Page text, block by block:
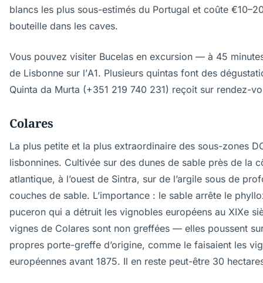
blancs les plus sous-estimés du Portugal et coûte
bouteille dans les caves.
Vous pouvez visiter Bucelas en excursion — à 45
de Lisbonne sur l’A1. Plusieurs quintas font des
Quinta da Murta (+351 219 740 231) reçoit sur rendez-
Colares
La plus petite et la plus extraordinaire des sous-zones
lisbonnines. Cultivée sur des dunes de sable près de la
atlantique, à l’ouest de Sintra, sur de l’argile sous de
couches de sable. L’importance : le sable arrête le
puceron qui a détruit les vignobles européens au XIXe
vignes de Colares sont non greffées — elles poussent
propres porte-greffe d’origine, comme le faisaient les
européennes avant 1875. Il en reste peut-être 30